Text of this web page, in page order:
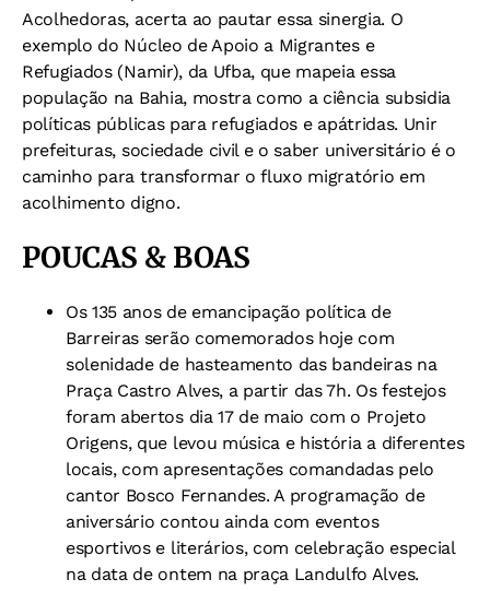
Acolhedoras, acerta ao pautar essa sinergia. O
exemplo do Núcleo de Apoio a Migrantes e
Refugiados (Namir), da Ufba, que mapeia essa
população na Bahia, mostra como a ciência subsidia
políticas públicas para refugiados e apátridas. Unir
prefeituras, sociedade civil e o saber universitário é o
caminho para transformar o fluxo migratório em
acolhimento digno.
POUCAS & BOAS
Os 135 anos de emancipação política de
Barreiras serão comemorados hoje com
solenidade de hasteamento das bandeiras na
Praça Castro Alves, a partir das 7h. Os festejos
foram abertos dia 17 de maio com o Projeto
Origens, que levou música e história a diferentes
locais, com apresentações comandadas pelo
cantor Bosco Fernandes. A programação de
aniversário contou ainda com eventos
esportivos e literários, com celebração especial
na data de ontem na praça Landulfo Alves.